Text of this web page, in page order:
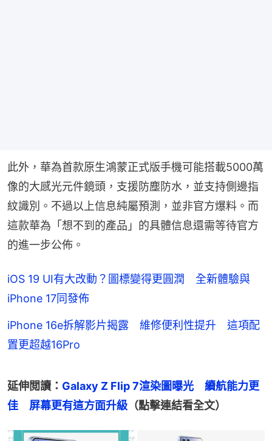
此外，華為首款原生鴻蒙正式版手機可能搭載5000萬
像的大感光元件鏡頭，支援防塵防水，並支持側邊指
紋識別。不過以上信息純屬預測，並非官方爆料。而
這款華為「想不到的產品」的具體信息還需等待官方
的進一步公佈。
iOS 19 UI有大改動？圖標變得更圓潤 全新體驗與
iPhone 17同發佈
iPhone 16e拆解影片揭露 維修便利性提升 這項配
置更超越16Pro
延伸閲讀： Galaxy Z Flip 7渲染圖曝光　續航能力更
佳　屏幕更有這方面升級 （點擊連結看全文）